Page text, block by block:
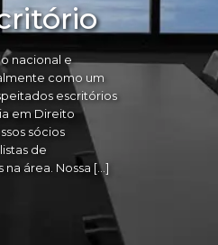
nacional e
como um
escritórios
em Direito
sócios
de
na área. Nossa […]